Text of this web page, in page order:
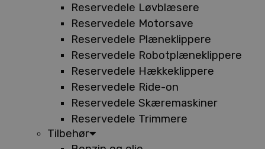
Reservedele Løvblæsere
Reservedele Motorsave
Reservedele Plæneklippere
Reservedele Robotplæneklippere
Reservedele Hækkeklippere
Reservedele Ride-on
Reservedele Skæremaskiner
Reservedele Trimmere
Tilbehør